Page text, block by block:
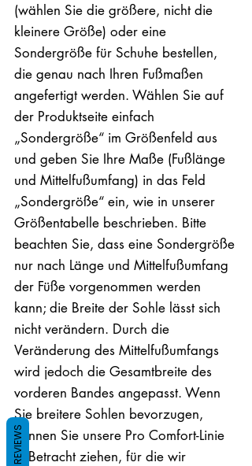
(wählen Sie die größere, nicht die
kleinere Größe) oder eine
Sondergröße für Schuhe bestellen,
die genau nach Ihren Fußmaßen
angefertigt werden. Wählen Sie auf
der Produktseite einfach
„Sondergröße“ im Größenfeld aus
und geben Sie Ihre Maße (Fußlänge
und Mittelfußumfang) in das Feld
„Sondergröße“ ein, wie in unserer
Größentabelle beschrieben. Bitte
beachten Sie, dass eine Sondergröße
nur nach Länge und Mittelfußumfang
der Füße vorgenommen werden
kann; die Breite der Sohle lässt sich
nicht verändern. Durch die
Veränderung des Mittelfußumfangs
wird jedoch die Gesamtbreite des
vorderen Bandes angepasst. Wenn
Sie breitere Sohlen bevorzugen,
können Sie unsere Pro Comfort-Linie
in Betracht ziehen, für die wir
REVIEWS